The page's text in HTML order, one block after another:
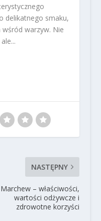
delikatnego smaku,
warzyw. Nie
NASTĘPNY
Marchew – właściwości,
wartości odżywcze i
zdrowotne korzyści